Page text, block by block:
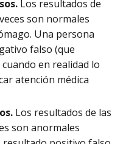
Los resultados de
son normales
Una persona
falso (que
en realidad lo
atención médica
Los resultados de las
son anormales